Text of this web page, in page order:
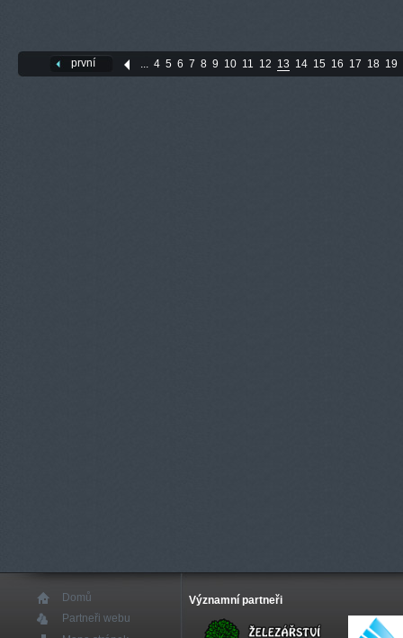
první ... 4 5 6 7 8 9 10 11 12 13 14 15 16 17 18 19
Domů
Partneři webu
Významní partneři